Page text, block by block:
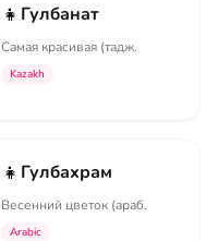
👧 Гулбанат
Самая красивая (тадж.
Kazakh
👧 Гулбахрам
Весенний цветок (араб.
Arabic